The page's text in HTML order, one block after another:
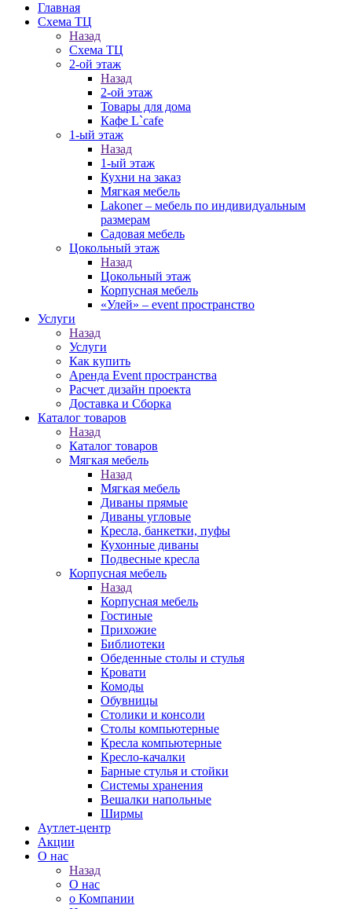
Главная
Схема ТЦ
Назад
Схема ТЦ
2-ой этаж
Назад
2-ой этаж
Товары для дома
Кафе L`cafe
1-ый этаж
Назад
1-ый этаж
Кухни на заказ
Мягкая мебель
Lakoner – мебель по индивидуальным
размерам
Садовая мебель
Цокольный этаж
Назад
Цокольный этаж
Корпусная мебель
«Улей» – event пространство
Услуги
Назад
Услуги
Как купить
Аренда Event пространства
Расчет дизайн проекта
Доставка и Сборка
Каталог товаров
Назад
Каталог товаров
Мягкая мебель
Назад
Мягкая мебель
Диваны прямые
Диваны угловые
Кресла, банкетки, пуфы
Кухонные диваны
Подвесные кресла
Корпусная мебель
Назад
Корпусная мебель
Гостиные
Прихожие
Библиотеки
Обеденные столы и стулья
Кровати
Комоды
Обувницы
Столики и консоли
Столы компьютерные
Кресла компьютерные
Кресло-качалки
Барные стулья и стойки
Системы хранения
Вешалки напольные
Ширмы
Аутлет-центр
Акции
О нас
Назад
О нас
о Компании